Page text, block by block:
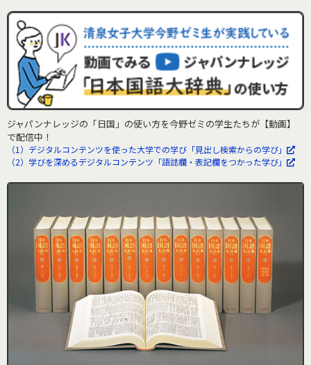
ジャパンナレッジの「日国」の使い方を今野ゼミの学生たちが【動画】
で配信中！
（1）デジタルコンテンツを使った大学での学び「見出し検索からの学び」
（2）学びを深めるデジタルコンテンツ「語誌欄・表記欄をつかった学び」